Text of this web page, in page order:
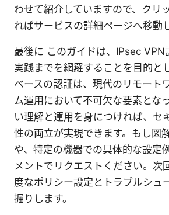
わせて紹介していますので、クリ
ればサービスの詳細ページへ移動
最後に このガイドは、IPsec VPN
実践までを網羅することを目的と
ベースの認証は、現代のリモート
ム運用において不可欠な要素とな
い理解と運用を身につければ、セ
性の両立が実現できます。もし図
や、特定の機器での具体的な設定
メントでリクエストください。次
度なポリシー設定とトラブルシュ
掘りします。